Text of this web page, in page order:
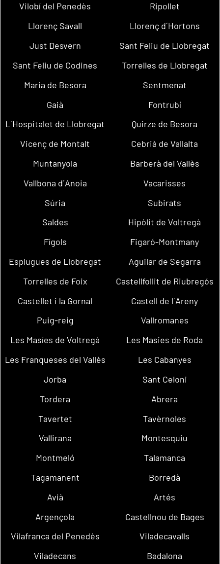
Vilobí del Penedès
Ripollet
Llorenç Savall
Llorenç d´Hortons
Just Desvern
Sant Feliu de Llobregat
Sant Feliu de Codines
Torrelles de Llobregat
Maria de Besora
Sentmenat
Gaià
Fontrubí
L´Hospitalet de Llobregat
Quirze de Besora
Vicenç de Montalt
Cebrià de Vallalta
Muntanyola
Barberà del Vallès
Vallbona d´Anoia
Vacarisses
Súria
Subirats
Saldes
Hipòlit de Voltregà
Fígols
Figaró-Montmany
Esplugues de Llobregat
Aguilar de Segarra
Torrelles de Foix
Castellfollit de Riubregós
Castellet i la Gornal
Castell de l´Areny
Puig-reig
Vallromanes
Les Masíes de Voltregà
Les Masies de Roda
Les Franqueses del Vallès
Les Cabanyes
Jorba
Sant Celoni
Tordera
Abrera
Tavertet
Tavèrnoles
Vallirana
Montesquiu
Montmeló
Talamanca
Tagamanent
Borredà
Avià
Artés
Argençola
Castellnou de Bages
Vilafranca del Penedès
Viladecavalls
Viladecans
Badalona